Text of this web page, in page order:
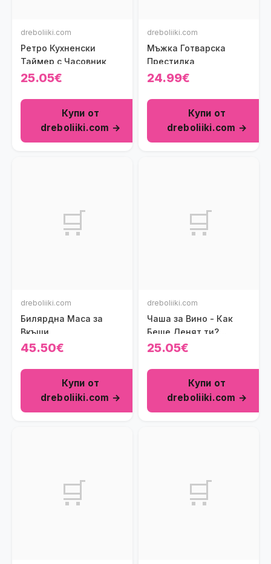
dreboliiki.com
Ретро Кухненски
Таймер с Часовник
25.05€
Купи от
dreboliiki.com →
dreboliiki.com
Мъжка Готварска
Престилка
24.99€
Купи от
dreboliiki.com →
🛒
dreboliiki.com
Билярдна Маса за
Вкъщи
45.50€
Купи от
dreboliiki.com →
🛒
dreboliiki.com
Чаша за Вино - Как
Беше Денят ти?
(860мл.)
25.05€
Купи от
dreboliiki.com →
🛒 🛒